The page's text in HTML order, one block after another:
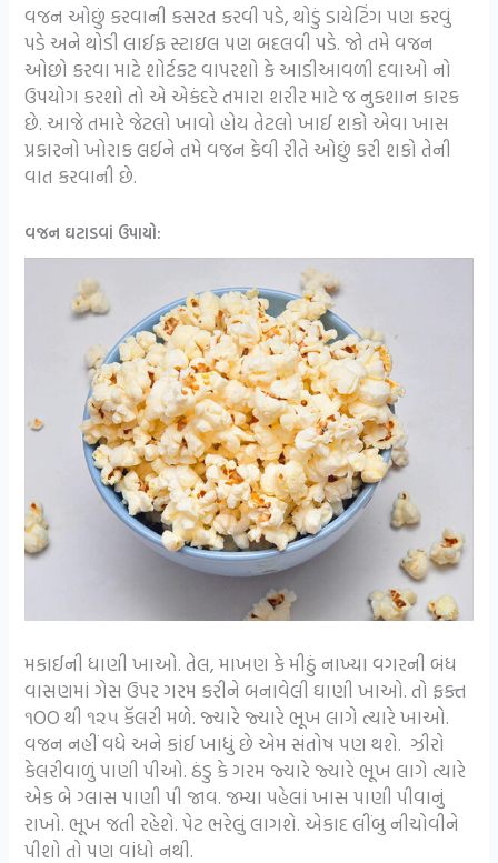
વજન ઓછું કરવાની કસરત કરવી પડે, થોડું ડાયેટિંગ પણ કરવું
પડે અને થોડી લાઈફ સ્ટાઇલ પણ બદલવી પડે. જો તમે વજન
ઓછો કરવા માટે શોર્ટકટ વાપરશો કે આડીઆવળી દવાઓ નો
ઉપયોગ કરશો તો એ એકંદરે તમારા શરીર માટે જ નુકશાન કારક
છે. આજે તમારે જેટલો ખાવો હોય તેટલો ખાઈ શકો એવા ખાસ
પ્રકારનો ખોરાક લઈને તમે વજન કેવી રીતે ઓછું કરી શકો તેની
વાત કરવાની છે.
વજન ઘટાડવાં ઉપાયો:
મકાઈની ધાણી ખાઓ. તેલ, માખણ કે મીઠું નાખ્યા વગરની બંધ
વાસણમાં ગેસ ઉપર ગરમ કરીને બનાવેલી ઘાણી ખાઓ. તો ફક્ત
૧OO થી ૧૨૫ કૅલરી મળે. જ્યારે જ્યારે ભૂખ લાગે ત્યારે ખાઓ.
વજન નહીં વધે અને કાંઈ ખાધું છે એમ સંતોષ પણ થશે. ઝીરો
કેલરીવાળું પાણી પીઓ. ઠંડુ કે ગરમ જ્યારે જ્યારે ભૂખ લાગે ત્યારે
એક બે ગ્લાસ પાણી પી જાવ. જમ્યા પહેલાં ખાસ પાણી પીવાનું
રાખો. ભૂખ જતી રહેશે. પેટ ભરેલું લાગશે. એકાદ લીંબુ નીચોવીને
પીશો તો પણ વાંધો નથી.